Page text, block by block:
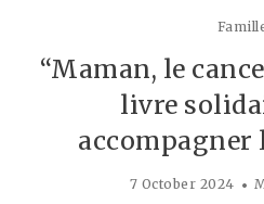
“Maman, le
livre
accompagner
7 October 2024